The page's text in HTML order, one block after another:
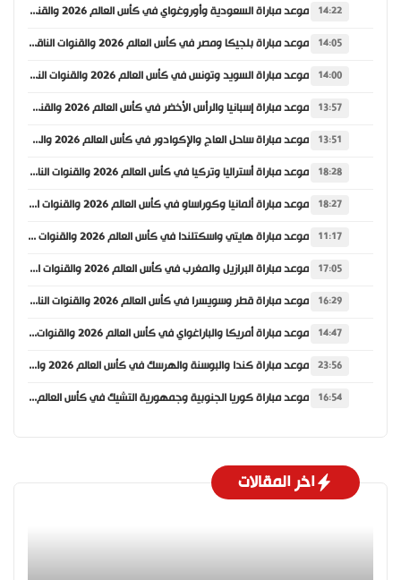
14:22 موعد مباراة السعودية وأوروغواي في كأس العالم 2026 والقنوات الناقلة
14:05 موعد مباراة بلجيكا ومصر في كأس العالم 2026 والقنوات الناقلة
14:00 موعد مباراة السويد وتونس في كأس العالم 2026 والقنوات الناقلة
13:57 موعد مباراة إسبانيا والرأس الأخضر في كأس العالم 2026 والقنوات الناقلة
13:51 موعد مباراة ساحل العاج والإكوادور في كأس العالم 2026 والقنوات الناقلة
18:28 موعد مباراة أستراليا وتركيا في كأس العالم 2026 والقنوات الناقلة
18:27 موعد مباراة ألمانيا وكوراساو في كأس العالم 2026 والقنوات الناقلة
11:17 موعد مباراة هايتي واسكتلندا في كأس العالم 2026 والقنوات الناقلة
17:05 موعد مباراة البرازيل والمغرب في كأس العالم 2026 والقنوات الناقلة
16:29 موعد مباراة قطر وسويسرا في كأس العالم 2026 والقنوات الناقلة
14:47 موعد مباراة أمريكا والباراغواي في كأس العالم 2026 والقنوات الناقلة
23:56 موعد مباراة كندا والبوسنة والهرسك في كأس العالم 2026 والقنوات الناقلة
16:54 موعد مباراة كوريا الجنوبية وجمهورية التشيك في كأس العالم 2026 والقنوات الناقلة
اخر المقالات